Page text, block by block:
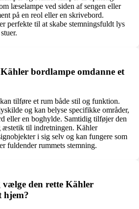
læselampe ved siden af sengen eller
på en reol eller en skrivebord.
perfekte til at skabe stemningsfuldt lys
bordlampe omdanne et
tilføre et rum både stil og funktion.
og kan belyse specifikke områder,
eller en boghylde. Samtidig tilføjer den
æstetik til indretningen. Kähler
i sig selv og kan fungere som
fuldender rummets stemning.
den rette Kähler
hjem?